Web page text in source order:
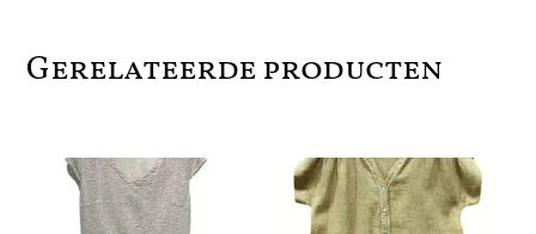
Gerelateerde producten